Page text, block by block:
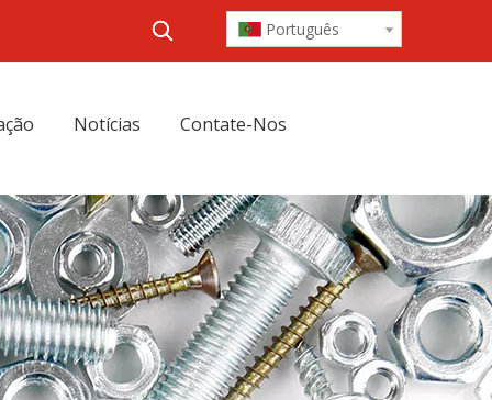
Português
Notícias Contate-Nos